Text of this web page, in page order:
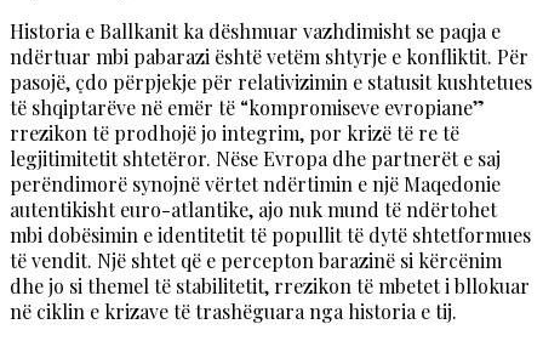
Historia e Ballkanit ka dëshmuar vazhdimisht se paqja e
ndërtuar mbi pabarazi është vetëm shtyrje e konfliktit. Për
pasojë, çdo përpjekje për relativizimin e statusit kushtetues
të shqiptarëve në emër të “kompromiseve evropiane”
rrezikon të prodhojë jo integrim, por krizë të re të
legjitimitetit shtetëror. Nëse Evropa dhe partnerët e saj
perëndimorë synojnë vërtet ndërtimin e një Maqedonie
autentikisht euro-atlantike, ajo nuk mund të ndërtohet
mbi dobësimin e identitetit të popullit të dytë shtetformues
të vendit. Një shtet që e percepton barazinë si kërcënim
dhe jo si themel të stabilitetit, rrezikon të mbetet i bllokuar
në ciklin e krizave të trashëguara nga historia e tij.